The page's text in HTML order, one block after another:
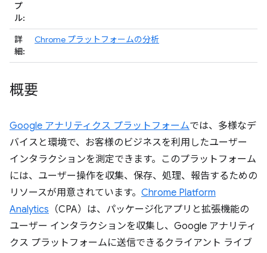
プ
ル:
詳
細:
Chrome プラットフォームの分析
概要
Google アナリティクス プラットフォームでは、多様なデ
バイスと環境で、お客様のビジネスを利用したユーザー
インタラクションを測定できます。このプラットフォーム
には、ユーザー操作を収集、保存、処理、報告するための
リソースが用意されています。 Chrome Platform
Analytics （CPA）は、パッケージ化アプリと拡張機能の
ユーザー インタラクションを収集し、Google アナリティ
クス プラットフォームに送信できるクライアント ライブ